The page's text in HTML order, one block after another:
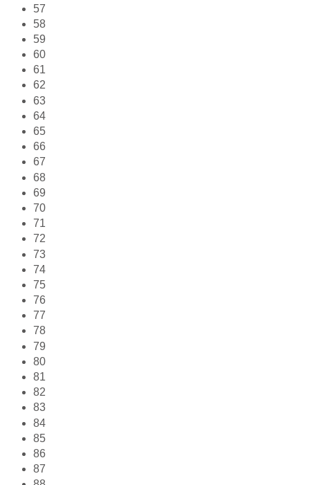
57
58
59
60
61
62
63
64
65
66
67
68
69
70
71
72
73
74
75
76
77
78
79
80
81
82
83
84
85
86
87